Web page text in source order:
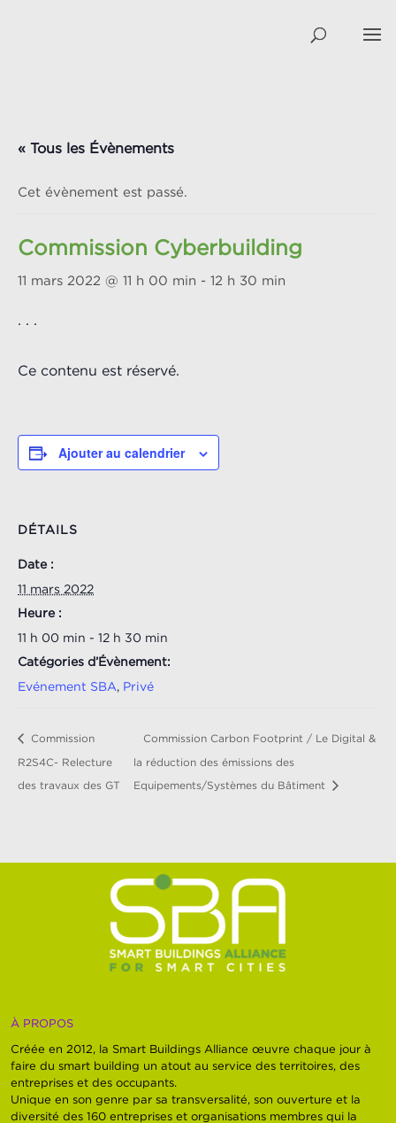
« Tous les Évènements
Cet évènement est passé.
Commission Cyberbuilding
11 mars 2022 @ 11 h 00 min - 12 h 30 min
. . .
Ce contenu est réservé.
Ajouter au calendrier
DÉTAILS
Date :
11 mars 2022
Heure :
11 h 00 min - 12 h 30 min
Catégories d’Évènement:
Evénement SBA, Privé
Commission
R2S4C- Relecture
des travaux des GT
Commission Carbon Footprint / Le Digital &
la réduction des émissions des
Equipements/Systèmes du Bâtiment
À PROPOS
Créée en 2012, la Smart Buildings Alliance œuvre chaque jour à
faire du smart building un atout au service des territoires, des
entreprises et des occupants.
Unique en son genre par sa transversalité, son ouverture et la
diversité des 160 entreprises et organisations membres qui la